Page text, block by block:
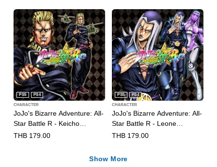
(English/Japanese Ver.)
JoJo's Bizarre Adventure: All-
Star Battle R - Keicho
Nijimura DLC
PS5 PS4
CHARACTER
THB 179.00
JoJo's Bizarre Adventure: All-
Star Battle R - Leone
Abbacchio DLC
PS5 PS4
CHARACTER
THB 179.00
Show More